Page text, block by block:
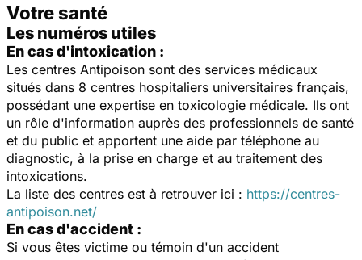
Votre santé
Les numéros utiles
En cas d'intoxication :
Les centres Antipoison sont des services médicaux
situés dans 8 centres hospitaliers universitaires français,
possédant une expertise en toxicologie médicale. Ils ont
un rôle d'information auprès des professionnels de santé
et du public et apportent une aide par téléphone au
diagnostic, à la prise en charge et au traitement des
intoxications.
La liste des centres est à retrouver ici : https://centres-
antipoison.net/
En cas d'accident :
Si vous êtes victime ou témoin d'un accident